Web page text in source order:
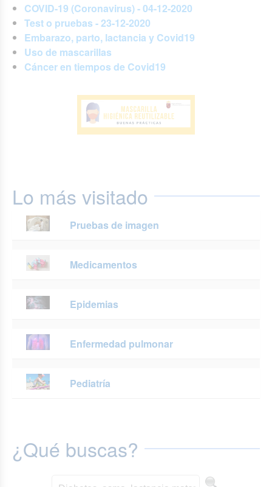
COVID-19 (Coronavirus) - 04-12-2020
Test o pruebas - 23-12-2020
Embarazo, parto, lactancia y Covid19
Uso de mascarillas
Cáncer en tiempos de Covid19
Lo más visitado
Pruebas de imagen
Medicamentos
Epidemias
Enfermedad pulmonar
Pediatría
¿Qué buscas?